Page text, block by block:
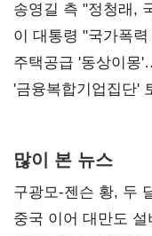
리모델링' 제안
송영길 측 "정청래,
총선 지휘 못해"
이 대통령 "국가폭
진실 밝혀야"
주택공급 '동상이몽
'금융복합기업집단'
많이 본 뉴스
구광모-젠슨 황, 두
중국 이어 대만도 설